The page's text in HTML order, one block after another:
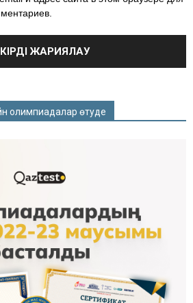
олимпиадалар өтуде